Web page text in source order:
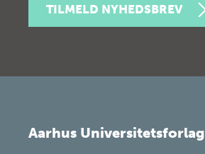
TILMELD NYHEDSBREV
Aarhus Universitetsforlag